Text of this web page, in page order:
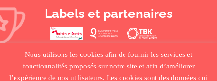
Labels et partenaires
Nous utilisons les cookies afin de fournir les services et
fonctionnalités proposés sur notre site et afin d’améliorer
l’expérience de nos utilisateurs. Les cookies sont des données qui